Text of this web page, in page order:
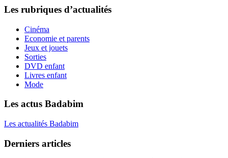
Les rubriques d’actualités
Cinéma
Economie et parents
Jeux et jouets
Sorties
DVD enfant
Livres enfant
Mode
Les actus Badabim
Les actualités Badabim
Derniers articles